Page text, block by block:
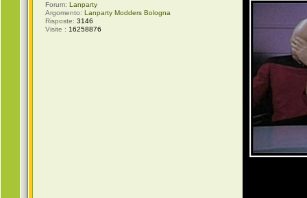
Forum: Lanparty
Argomento: Lanparty Modders Bologna
Risposte: 3146
Visite : 16258876